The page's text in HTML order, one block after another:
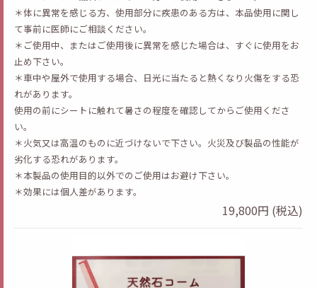
＊体に異常を感じる方、使用部分に疾患のある方は、本品使用に関し
て事前に医師にご相談ください。
＊ご使用中、またはご使用後に異常を感じた場合は、すぐに使用をお
止め下さい。
＊車中や屋外で使用する場合、日光に当たると熱くなり火傷をする恐
れがあります。
使用の前にシートに触れて暑さの程度を確認してからご使用くださ
い。
＊火気又は高温のものに近づけないで下さい。火災及び製品の性能が
劣化する恐れがあります。
＊本製品の使用目的以外でのご使用はお避け下さい。
＊効果には個人差があります。
19,800円 (税込)